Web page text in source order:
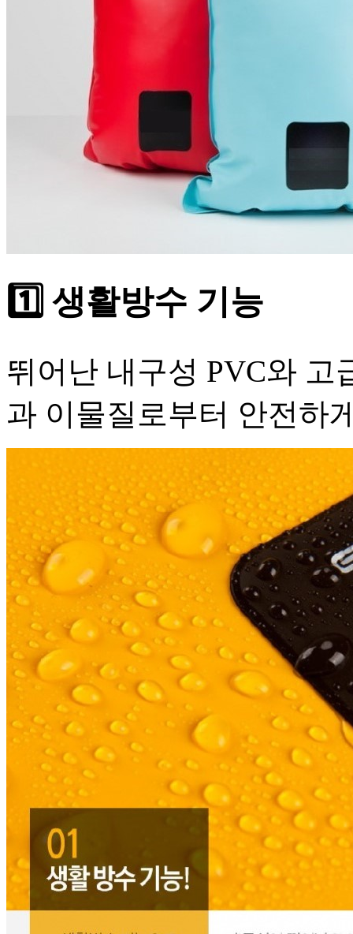
1️⃣ 생활방수 기능
뛰어난 내구성 PVC와 고
과 이물질로부터 안전하